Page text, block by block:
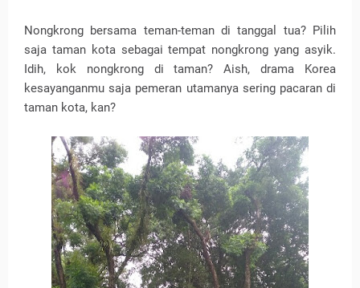
Nongkrong bersama teman-teman di tanggal tua? Pilih
saja taman kota sebagai tempat nongkrong yang asyik.
Idih, kok nongkrong di taman? Aish, drama Korea
kesayanganmu saja pemeran utamanya sering pacaran di
taman kota, kan?